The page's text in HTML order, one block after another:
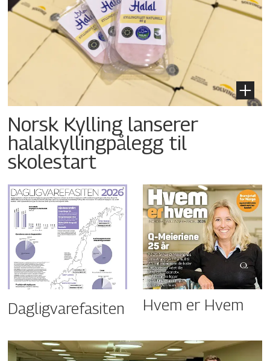
Norsk Kylling lanserer
halalkyllingpålegg til
skolestart
Dagligvarefasiten Hvem er Hvem